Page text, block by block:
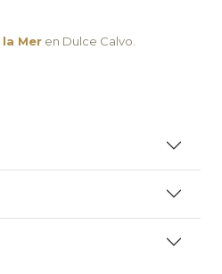
la Mer en Dulce Calvo.